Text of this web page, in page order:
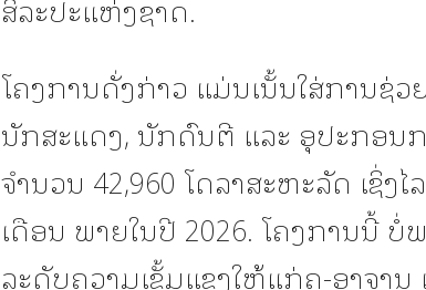
ສິລະປະແຫ່ງຊາດ.
ໂຄງການດັ່ງກ່າວ ແມ່ນເນັ້ນໃສ່ການຊ່
ນັກສະແດງ, ນັກດົນຕີ ແລະ ອຸປະກອນ
ຈຳນວນ 42,960 ໂດລາສະຫະລັດ ເຊິ່ງ
ເດືອນ ພາຍໃນປີ 2026. ໂຄງການນີ້
ລະດັບຄວາມເຂັ້ມແຂງໃຫ້ແກ່ຄູ-ອາຈານ